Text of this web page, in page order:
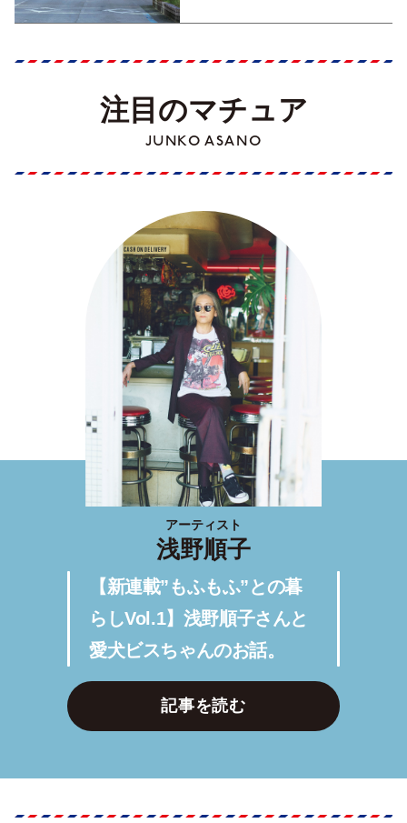
注目のマチュア
JUNKO ASANO
アーティスト
浅野順子
【新連載”もふもふ”との暮
らしVol.1】浅野順子さんと
愛犬ビスちゃんのお話。
記事を読む